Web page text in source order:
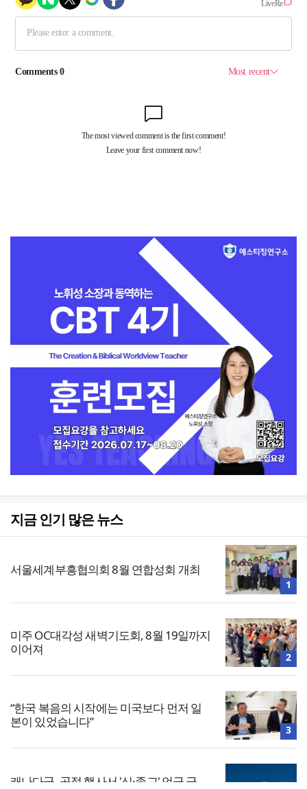
지금 인기 많은 뉴스
서울세계부흥협의회 8월 연합성회 개최
1
미주 OC대각성 새벽기도회, 8월 19일까지
이어져
2
“한국 복음의 시작에는 미국보다 먼저 일
본이 있었습니다”
3
캐나다군, 공적 행사서 '신·종교' 언급 금